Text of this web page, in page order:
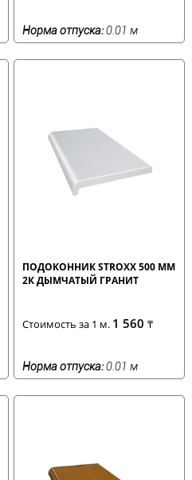
Норма отпуска:0.01 м
ПОДОКОННИК STROXX 500 ММ
2К ДЫМЧАТЫЙ ГРАНИТ
Стоимость за 1 м. 1 560₸
Норма отпуска:0.01 м